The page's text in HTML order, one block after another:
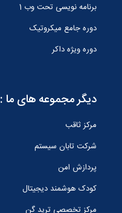
برنامه نویسی تحت وب 1
دوره جامع میکروتیک
دوره ویژه داکر
دیگر مجموعه های ما :
مرکز ثاقب
شرکت تابان سیستم
پردازش امن
کودک هوشمند دیجیتال
مرکز تخصصی ترید گن